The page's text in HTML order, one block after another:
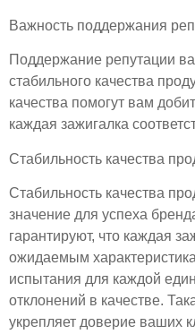
Важность поддержания
Поддержание репутации
стабильного качества
качества помогут вам
каждая зажигалка
Стабильность качества
Стабильность качества
значение для успеха
гарантируют, что каждая
ожидаемым
испытания для каждой
отклонений в качестве.
укрепляет доверие ваших